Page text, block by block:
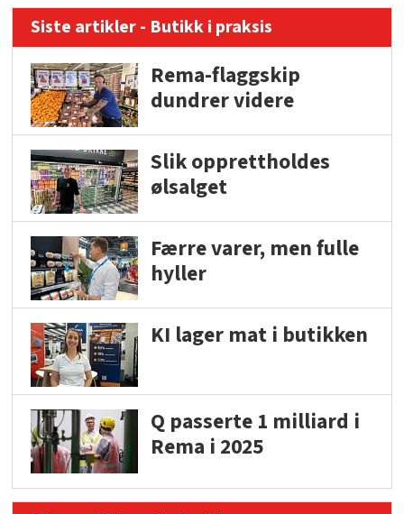
Siste artikler - Butikk i praksis
Rema-flaggskip
dundrer videre
Slik opprettholdes
ølsalget
Færre varer, men fulle
hyller
KI lager mat i butikken
Q passerte 1 milliard i
Rema i 2025